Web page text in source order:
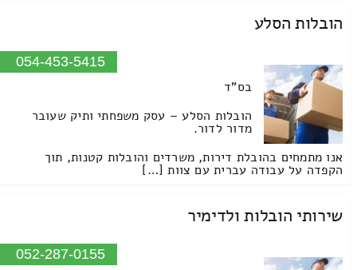
הובלות הסלע
054-453-5415
בס"ד
הובלות הסלע – עסק משפחתי ותיק שעובר
מדור לדור.
אנו מתמחים בהובלת דירות, משרדים והובלות קטנות, תוך
הקפדה על עבודה עברית עם צוות […]
שירותי הובלות ולדימיר
052-287-0155